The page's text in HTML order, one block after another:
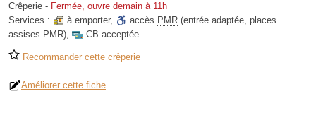
Crêperie - Fermée, ouvre demain à 11h
Services :
à emporter, accès PMR (entrée adaptée, places
assises PMR), CB acceptée
Recommander cette crêperie
Améliorer cette fiche